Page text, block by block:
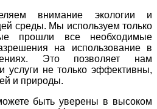
внимание экологии и
среды. Мы используем только
прошли все необходимые
на использование в
Это позволяет нам
услуги не только эффективны,
и природы.
быть уверены в высоком